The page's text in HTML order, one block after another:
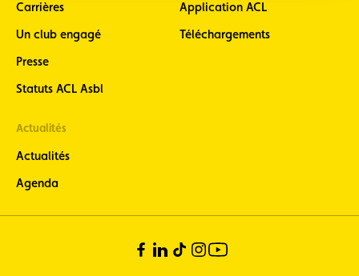
Carrières
Un club engagé
Presse
Statuts ACL Asbl
Application ACL
Téléchargements
Actualités
Actualités
Agenda